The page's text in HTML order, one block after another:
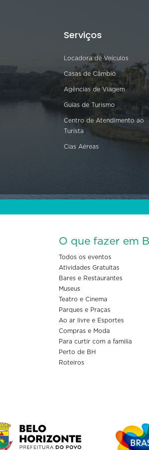
Serviços
Locadora de Veículos
Casas de Câmbio
Agências de Viagem
Guias de Turismo
Centro de Atendimento ao
Turista
Cias Aéreas
O que fazer em
Todos os eventos
Atividades Gratuitas
Bares e Restaurantes
Museus
Teatro e Cinema
Parques e Praças
Ao ar livre e Esportes
Compras e Moda
Para curtir com a familia
Perto de BH
Roteiros